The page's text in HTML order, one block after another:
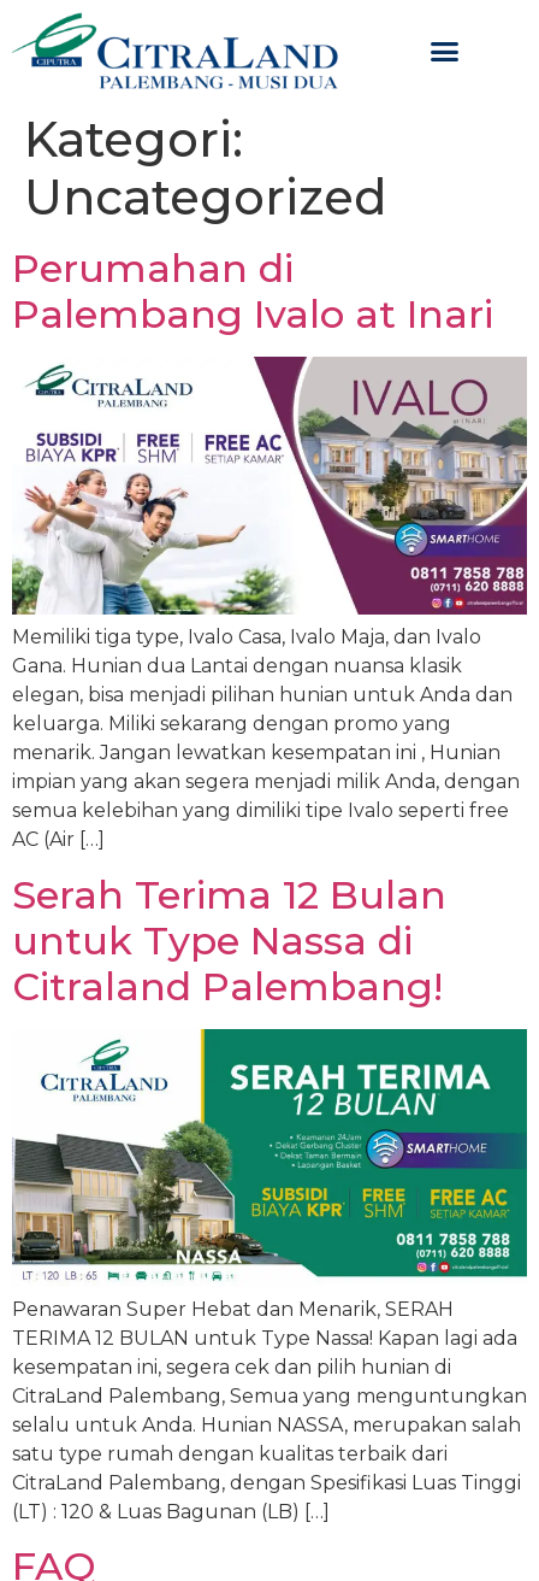
Kategori:
Uncategorized
Perumahan di
Palembang Ivalo at Inari
Memiliki tiga type, Ivalo Casa, Ivalo Maja, dan Ivalo
Gana. Hunian dua Lantai dengan nuansa klasik
elegan, bisa menjadi pilihan hunian untuk Anda dan
keluarga. Miliki sekarang dengan promo yang
menarik. Jangan lewatkan kesempatan ini , Hunian
impian yang akan segera menjadi milik Anda, dengan
semua kelebihan yang dimiliki tipe Ivalo seperti free
AC (Air […]
Serah Terima 12 Bulan
untuk Type Nassa di
Citraland Palembang!
Penawaran Super Hebat dan Menarik, SERAH
TERIMA 12 BULAN untuk Type Nassa! Kapan lagi ada
kesempatan ini, segera cek dan pilih hunian di
CitraLand Palembang, Semua yang menguntungkan
selalu untuk Anda. Hunian NASSA, merupakan salah
satu type rumah dengan kualitas terbaik dari
CitraLand Palembang, dengan Spesifikasi Luas Tinggi
(LT) : 120 & Luas Bagunan (LB) […]
FAQ